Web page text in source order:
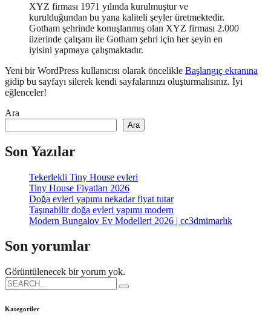
XYZ firması 1971 yılında kurulmuştur ve
kurulduğundan bu yana kaliteli şeyler üretmektedir.
Gotham şehrinde konuşlanmış olan XYZ firması 2.000
üzerinde çalışanı ile Gotham şehri için her şeyin en
iyisini yapmaya çalışmaktadır.
Yeni bir WordPress kullanıcısı olarak öncelikle Başlangıç ekranına
gidip bu sayfayı silerek kendi sayfalarınızı oluşturmalısınız. İyi
eğlenceler!
Ara
Ara
Son Yazılar
Tekerlekli Tiny House evleri
Tiny House Fiyatları 2026
Doğa evleri yapımı nekadar fiyat tutar
Taşınabilir doğa evleri yapımı modern
Modern Bungalov Ev Modelleri 2026 | cc3dmimarlık
Son yorumlar
Görüntülenecek bir yorum yok.
Search
for:
Kategoriler